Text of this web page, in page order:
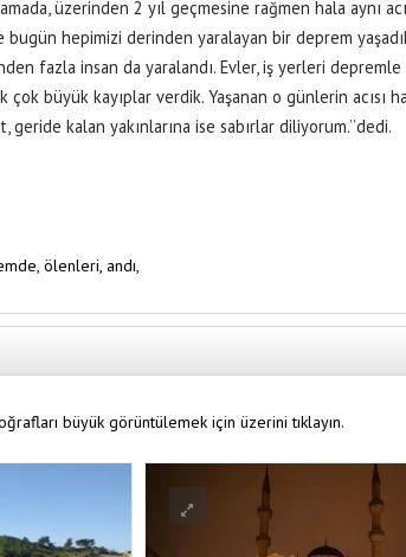
üzerinden 2 yıl geçmesine rağmen hala aynı
bugün hepimizi derinden yaralayan bir deprem
fazla insan da yaralandı. Evler, iş yerleri
büyük kayıplar verdik. Yaşanan o günlerin acısı
kalan yakınlarına ise sabırlar diliyorum.’’dedi.
ölenleri, andı,
büyük görüntülemek için üzerini tıklayın.